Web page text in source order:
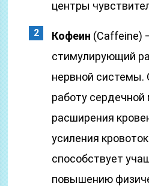
центры
Кофеин (Caffeine)
стимулирующий
нервной системы.
работу
расширения
усиления
способствует
повышению